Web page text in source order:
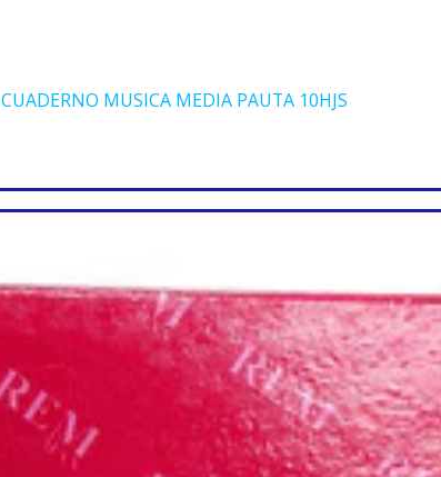
CUADERNO MUSICA MEDIA PAUTA 10HJS